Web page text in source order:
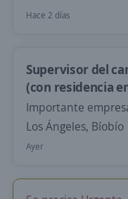
Hace 2 días
Supervisor del
(con residencia
Importante
Los Ángeles, Bíobío
Ayer